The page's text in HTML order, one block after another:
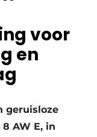
voor
en
geruisloze
AW E, in